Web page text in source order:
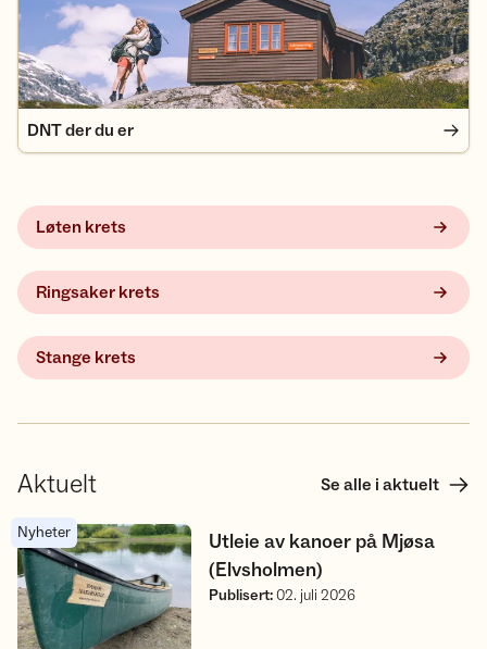
DNT der du er
Løten krets
Ringsaker krets
Stange krets
Aktuelt Se alle i aktuelt
Utleie av kanoer på Mjøsa (Elvsholmen)
Nyheter
Publisert:02. juli 2026
Utleie av kanoer på Mjøsa
(Elvsholmen)